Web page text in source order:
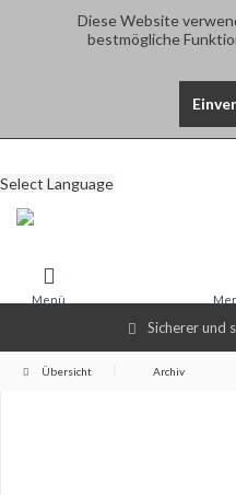
Diese Website
bestmögliche
Sicherer und
Select Language
Menü
Übersicht Archiv